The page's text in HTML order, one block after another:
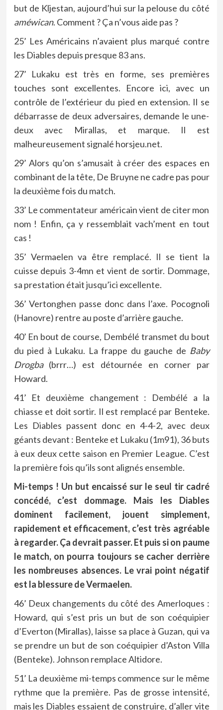
but de Kljestan, aujourd’hui sur la pelouse du côté
améwican. Comment ? Ça n’vous aide pas ?
25’ Les Américains n’avaient plus marqué contre
les Diables depuis presque 83 ans.
27’ Lukaku est très en forme, ses premières
touches sont excellentes. Encore ici, avec un
contrôle de l’extérieur du pied en extension. Il se
débarrasse de deux adversaires, demande le une-
deux avec Mirallas, et marque. Il est
malheureusement signalé horsjeu.net.
29’ Alors qu’on s’amusait à créer des espaces en
combinant de la tête, De Bruyne ne cadre pas pour
la deuxième fois du match.
33’ Le commentateur américain vient de citer mon
nom ! Enfin, ça y ressemblait vach’ment en tout
cas !
35’ Vermaelen va être remplacé. Il se tient la
cuisse depuis 3-4mn et vient de sortir. Dommage,
sa prestation était jusqu’ici excellente.
36’ Vertonghen passe donc dans l’axe. Pocognoli
(Hanovre) rentre au poste d’arrière gauche.
40’ En bout de course, Dembélé transmet du bout
du pied à Lukaku. La frappe du gauche de Baby
Drogba(brrr…) est détournée en corner par
Howard.
41’ Et deuxième changement : Dembélé a la
chiasse et doit sortir. Il est remplacé par Benteke.
Les Diables passent donc en 4-4-2, avec deux
géants devant : Benteke et Lukaku (1m91), 36 buts
à eux deux cette saison en Premier League. C’est
la première fois qu’ils sont alignés ensemble.
Mi-temps ! Un but encaissé sur le seul tir cadré
concédé, c’est dommage. Mais les Diables
dominent facilement, jouent simplement,
rapidement et efficacement, c’est très agréable
à regarder. Ça devrait passer. Et puis si on paume
le match, on pourra toujours se cacher derrière
les nombreuses absences. Le vrai point négatif
est la blessure de Vermaelen.
46’ Deux changements du côté des Amerloques :
Howard, qui s’est pris un but de son coéquipier
d’Everton (Mirallas), laisse sa place à Guzan, qui va
se prendre un but de son coéquipier d’Aston Villa
(Benteke). Johnson remplace Altidore.
51’ La deuxième mi-temps commence sur le même
rythme que la première. Pas de grosse intensité,
mais les Diables essaient de construire, d’aller vite